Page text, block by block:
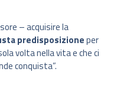
– acquisire la
predisposizioneper
volta nella vita e che ci
conquista”.